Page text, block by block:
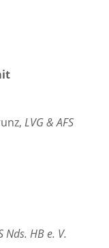
LVG & AFS
Nds. HB e. V.